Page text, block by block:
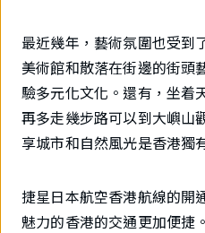
最近幾年，藝術氛圍也受到
美術館和散落在街邊的街頭
驗多元化文化。還有，坐着
再多走幾步路可以到大嶼山
享城市和自然風光是香港獨
捷星日本航空香港航線的開
魅力的香港的交通更加便捷